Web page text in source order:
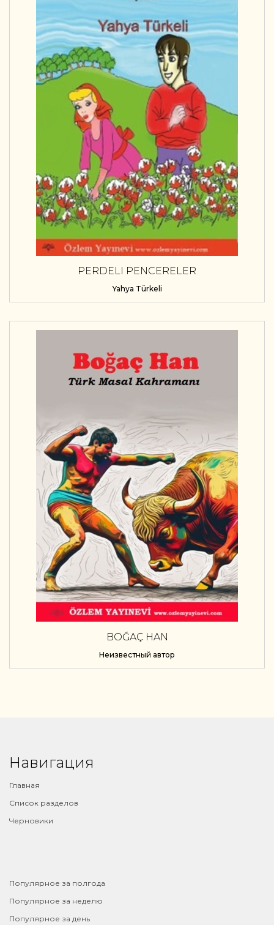
PERDELI PENCERELER
Yahya Türkeli
BOĞAÇ HAN
Неизвестный автор
Навигация
Главная
Список разделов
Черновики
Популярное за полгода
Популярное за неделю
Популярное за день